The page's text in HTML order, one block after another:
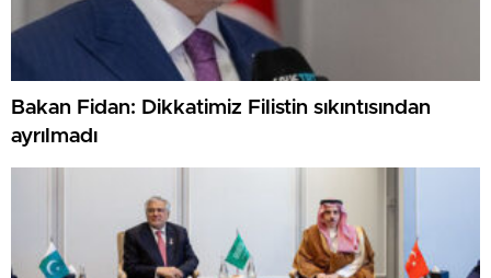
Bakan Fidan: Dikkatimiz Filistin sıkıntısından
ayrılmadı